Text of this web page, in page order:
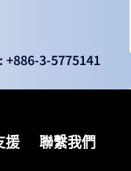
+886-3-5775141
援 聯繫我們